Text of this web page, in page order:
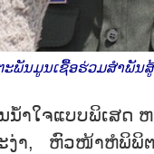
ນມູນເຊື້ອຮ່ວມສຳພັນສູ້
ຳໃຈແບບພິເສດ
າ, ຫົວໜ້າຫໍພິພິ